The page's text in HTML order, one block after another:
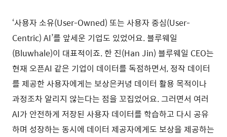
‘사용자 소유(User-Owned) 또는 사용자 중심(User-
Centric) AI’를 앞세운 기업도 있었어요. 블루웨일
(Bluwhale)이 대표적이죠. 한 진(Han Jin) 블루웨일 CEO는
현재 오픈AI 같은 기업이 데이터를 독점하면서, 정작 데이터
를 제공한 사용자에게는 보상은커녕 데이터 활용 목적이나
과정조차 알리지 않는다는 점을 꼬집었어요. 그러면서 여러
AI가 안전하게 저장된 사용자 데이터를 학습하고 다시 공유
하며 성장하는 동시에 데이터 제공자에게도 보상을 제공하는